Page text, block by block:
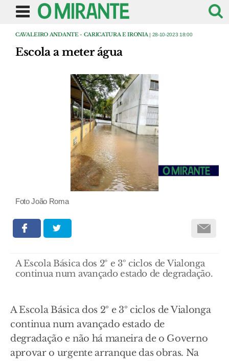
CAVALEIRO ANDANTE - CARICATURA E IRONIA | 28-10-2023 18:00
Escola a meter água
Foto João Roma
A Escola Básica dos 2º e 3º ciclos de Vialonga
continua num avançado estado de degradação.
A Escola Básica dos 2º e 3º ciclos de Vialonga
continua num avançado estado de
degradação e não há maneira de o Governo
aprovar o urgente arranque das obras. Na